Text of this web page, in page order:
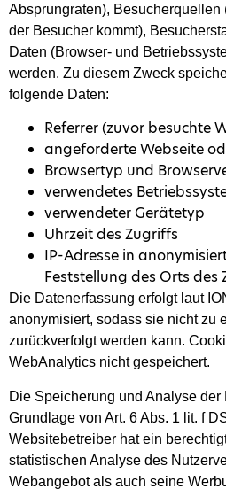
Absprungraten), Besucherquellen
der Besucher kommt),
Daten (Browser- und
werden. Zu diesem Zweck
folgende Daten:
Referrer (zuvor besuchte
angeforderte Webseite
Browsertyp und
verwendetes
verwendeter Gerätetyp
Uhrzeit des Zugriffs
IP-Adresse in
Feststellung des Orts
Die Datenerfassung erfolgt laut
anonymisiert, sodass sie nicht zu
zurückverfolgt werden kann.
WebAnalytics nicht gespeichert.
Die Speicherung und Analyse der
Grundlage von Art. 6 Abs. 1 lit. f
Websitebetreiber hat ein
statistischen Analyse des
Webangebot als auch seine